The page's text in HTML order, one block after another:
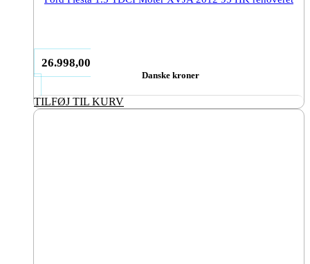
26.998,00
Danske kroner
TILFØJ TIL KURV